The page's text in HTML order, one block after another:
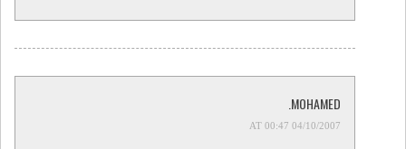
MOHAMED.
04/10/2007 AT 00:47